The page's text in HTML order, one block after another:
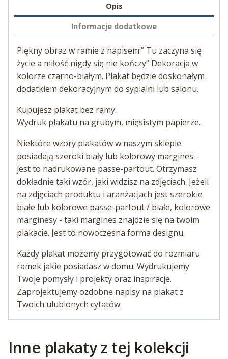
Opis
Informacje dodatkowe
Piękny obraz w ramie z napisem:” Tu zaczyna się
życie a miłość nigdy się nie kończy” Dekoracja w
kolorze czarno-białym. Plakat będzie doskonałym
dodatkiem dekoracyjnym do sypialni lub salonu.
Kupujesz plakat bez ramy.
Wydruk plakatu na grubym, mięsistym papierze.
Niektóre wzory plakatów w naszym sklepie
posiadają szeroki biały lub kolorowy margines -
jest to nadrukowane passe-partout. Otrzymasz
dokładnie taki wzór, jaki widzisz na zdjęciach. Jeżeli
na zdjęciach produktu i aranżacjach jest szerokie
białe lub kolorowe passe-partout / białe, kolorowe
marginesy - taki margines znajdzie się na twoim
plakacie. Jest to nowoczesna forma designu.
Każdy plakat możemy przygotować do rozmiaru
ramek jakie posiadasz w domu. Wydrukujemy
Twoje pomysły i projekty oraz inspiracje.
Zaprojektujemy ozdobne napisy na plakat z
Twoich ulubionych cytatów.
Inne plakaty z tej kolekcji